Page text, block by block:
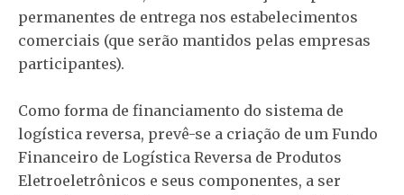
permanentes de entrega nos estabelecimentos
comerciais (que serão mantidos pelas empresas
participantes).
Como forma de financiamento do sistema de
logística reversa, prevê-se a criação de um Fundo
Financeiro de Logística Reversa de Produtos
Eletroeletrônicos e seus componentes, a ser